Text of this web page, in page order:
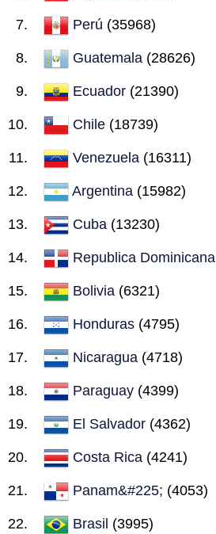
Perú (35968)
Guatemala (28626)
Ecuador (21390)
Chile (18739)
Venezuela (16311)
Argentina (15982)
Cuba (13230)
Republica Dominicana
Bolivia (6321)
Honduras (4795)
Nicaragua (4718)
Paraguay (4399)
El Salvador (4362)
Costa Rica (4241)
Panam&#225; (4053)
Brasil (3995)